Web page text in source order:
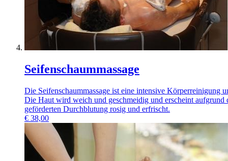
Seifenschaummassage
Die Seifenschaummassage ist eine intensive Körperreinigung
Die Haut wird weich und geschmeidig und erscheint aufgrund
geförderten Durchblutung rosig und erfrischt.
€ 38,00